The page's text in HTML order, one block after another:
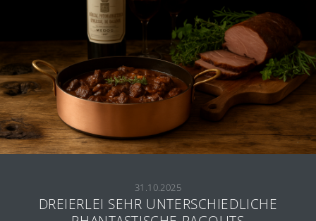
31.10.2025
DREIERLEI SEHR UNTERSCHIEDLICHE